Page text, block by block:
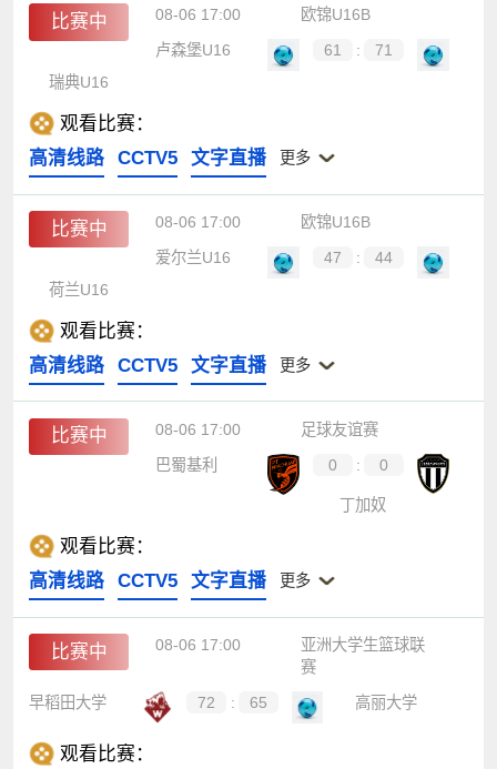
比赛中 08-06 17:00
欧锦U16B
卢森堡U16
61 :
71
瑞典U16
观看比赛：
高清线路
CCTV5 文字直播 更多
比赛中 08-06 17:00
欧锦U16B
爱尔兰U16
47 :
44
荷兰U16
观看比赛：
高清线路
CCTV5 文字直播 更多
比赛中 08-06 17:00
足球友谊赛
巴蜀基利
0 : 0
丁加奴
观看比赛：
高清线路
CCTV5 文字直播 更多
比赛中 08-06 17:00
亚洲大学生篮球联
赛
早稻田大学
72 : 65 高丽大学
观看比赛：